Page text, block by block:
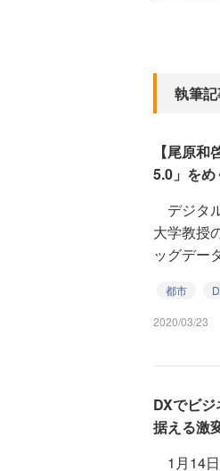
執筆
【尾原
5.0」をめ
デジタ
大学教授
ッグデー
都市
2020/03/23
DXでビ
据える激
1月14